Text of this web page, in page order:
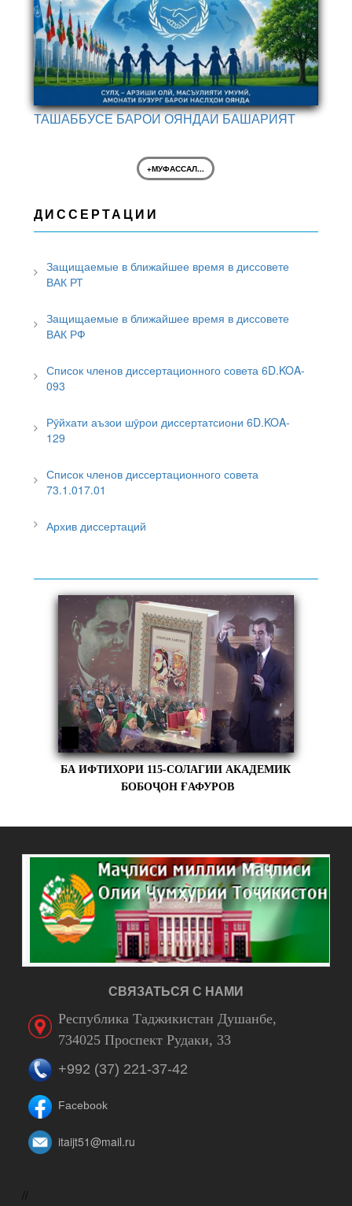
ТАШАББУСЕ БАРОИ ОЯНДАИ БАШАРИЯТ
+МУФАССАЛ...
ДИССЕРТАЦИИ
Защищаемые в ближайшее время в диссовете
ВАК РТ
Защищаемые в ближайшее время в диссовете
ВАК РФ
Список членов диссертационного совета 6D.KOA-
093
Рӯйхати аъзои шӯрои диссертатсиони 6D.KOA-
129
Список членов диссертационного совета
73.1.017.01
Архив диссертаций
БА ИФТИХОРИ 115-СОЛАГИИ АКАДЕМИК
БОБОҶОН ҒАФУРОВ
СВЯЗАТЬСЯ С НАМИ
Республика Таджикистан Душанбе,
734025 Проспект Рудаки, 33
+992 (37) 221-37-42
Facebook
itaijt51@mail.ru
//